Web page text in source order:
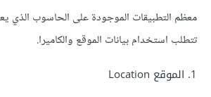
تتطلب استخدام بيانات الموقع والكاميرا.
1. الموقع Location